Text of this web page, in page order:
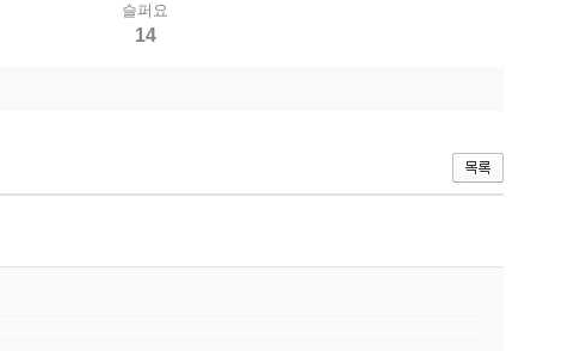
슬퍼요
14